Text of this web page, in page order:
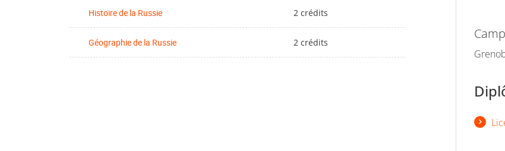
Histoire de la Russie 2 crédits
Géographie de la Russie 2 crédits